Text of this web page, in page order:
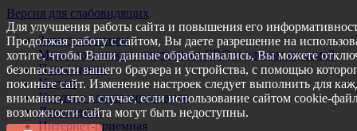
Версия для слабовидящих
Запись на прием
Меры поддержки участникам СВО и членам их семей
Пресс-центр
Услуги
Услуги в электронном виде
Документы
Интернет-приемная
Для улучшения работы сайта и повышения его
Продолжая работу с сайтом, Вы даете разрешение на
хотите, чтобы Ваши данные обрабатывались, Вы можете
безопасности вашего браузера и устройства, с помощью
покиньте сайт. Изменение настроек следует выполнить для
внимание, что в случае, если использование сайтом cookie-
возможности сайта могут быть недоступны.